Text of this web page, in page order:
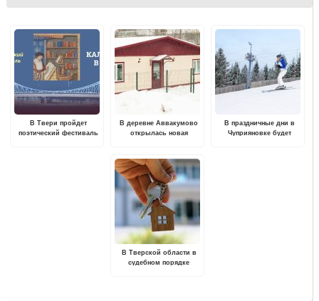
В Твери пройдет
поэтический фестиваль
В деревне Аввакумово
открылась новая
В праздничные дни в
Чуприяновке будет
В Тверской области в
судебном порядке